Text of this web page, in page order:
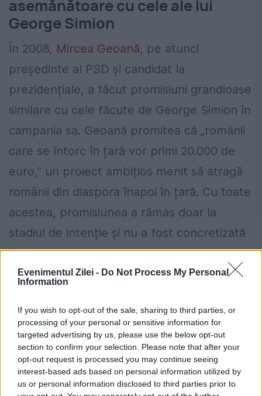
Evenimentul Zilei - Do Not Process My Personal
Information
If you wish to opt-out of the sale, sharing to third parties, or
processing of your personal or sensitive information for
targeted advertising by us, please use the below opt-out
section to confirm your selection. Please note that after your
opt-out request is processed you may continue seeing
interest-based ads based on personal information utilized by
us or personal information disclosed to third parties prior to
asemănătoare cu cele ale lui
George Simion
În 2008, Mircea Geoană, pe atunci
președinte al PSD și candidat la
prezidențiale, a făcut promisiuni grandioase
similare cu cele făcute de George Simion în
campania sa. Geoană promitea că „românii
care se întorc în țară vor primi 20.000 de
euro,” un proiect ambițios menit să atragă
românii din diaspora înapoi în țară. Cu toate
acestea, promisiunea a rămas doar la
stadiul de intenție și nu a fost concretizată
în niciun program sau măsură efectivă
odată ce PSD a ajuns la guvernare.
propunerea președintelui PDL, Emil Boc, de
revizuire a Constituției pentru a institui un
Parlament unicameral, considerând-o drept
o mișcare populistă. În contrast cu criticile